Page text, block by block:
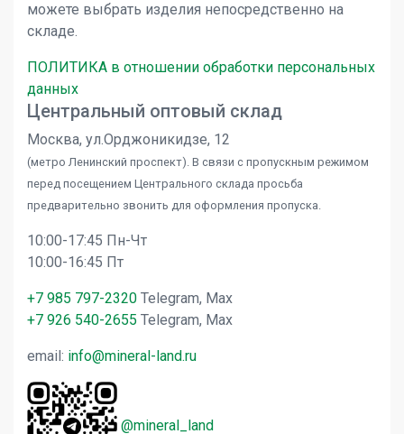
можете выбрать изделия непосредственно на
складе.
ПОЛИТИКА в отношении обработки персональных
данных
Центральный оптовый склад
Москва, ул.Орджоникидзе, 12
(метро Ленинский проспект). В связи с пропускным режимом
перед посещением Центрального склада просьба
предварительно звонить для оформления пропуска.
10:00-17:45 Пн-Чт
10:00-16:45 Пт
+7 985 797-2320 Telegram, Max
+7 926 540-2655 Telegram, Max
email: info@mineral-land.ru
@mineral_land